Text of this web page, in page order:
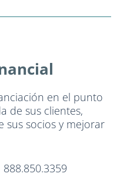
en el punto
de sus clientes,
sus socios y mejorar
888.850.3359